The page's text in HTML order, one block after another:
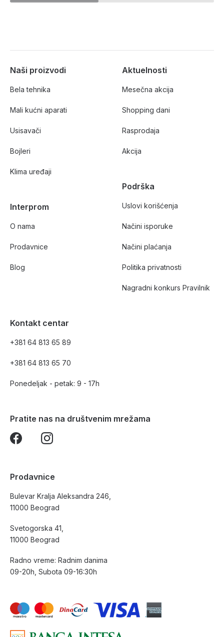
Naši proizvodi
Bela tehnika
Mali kućni aparati
Usisavači
Bojleri
Klima uređaji
Interprom
O nama
Prodavnice
Blog
Aktuelnosti
Mesečna akcija
Shopping dani
Rasprodaja
Akcija
Podrška
Uslovi korišćenja
Načini isporuke
Načini plaćanja
Politika privatnosti
Nagradni konkurs Pravilnik
Kontakt centar
+381 64 813 65 89
+381 64 813 65 70
Ponedeljak - petak: 9 - 17h
Pratite nas na društvenim mrežama
Prodavnice
Bulevar Kralja Aleksandra 246,
11000 Beograd
Svetogorska 41,
11000 Beograd
Radno vreme: Radnim danima
09-20h, Subota 09-16:30h